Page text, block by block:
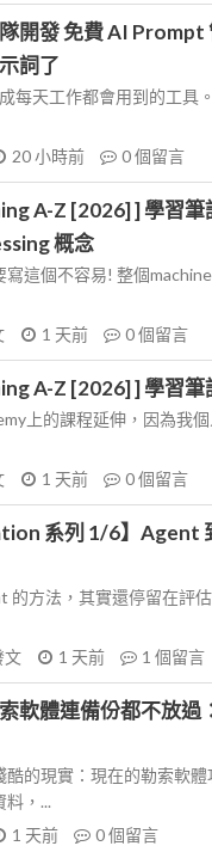
隊開發 免費 AI
詞了
每天工作都會用到的工具
20 小時前 0個留言
A-Z [2026] ] 學習筆
概念
這個不容易! 整個
1 天前 0個留言
A-Z [2026] ] 學習筆
上的課程延伸，因為我
1 天前 0個留言
系列 1/6】Agent
的方法，其實還停留在評
文 1 天前 1 個留言
軟體連備份都不放過
酷的現實：現在的勒索軟
，...
1 天前 0個留言